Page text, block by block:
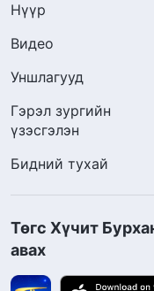
Нүүр
Видео
Уншлагууд
Гэрэл зургийн
үзэсгэлэн
Бидний тухай
Төгс Хүчит
авах